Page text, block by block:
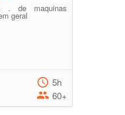
. de maquinas
geral
5h
60+